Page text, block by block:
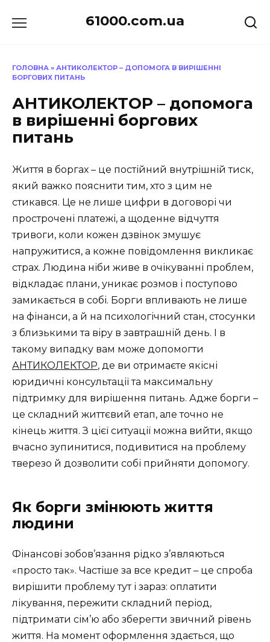
до
61000.com.ua
ГОЛОВНА » АНТИКОЛЕКТОР – ДОПОМОГА В ВИРІШЕННІ
БОРГОВИХ ПИТАНЬ
АНТИКОЛЕКТОР – допомога
в вирішенні боргових
питань
Життя в боргах – це постійний внутрішній тиск,
який важко пояснити тим, хто з цим не
стикався. Це не лише цифри в договорі чи
прострочені платежі, а щоденне відчуття
тривоги, коли кожен дзвінок змушує
напружитися, а кожне повідомлення викликає
страх. Людина ніби живе в очікуванні проблем,
відкладає плани, уникає розмов і поступово
замикається в собі. Борги впливають не лише
на фінанси, а й на психологічний стан, стосунки
з близькими та віру в завтрашній день. І в
такому випадку вам може допомогти
АНТИКОЛЕКТОР, де ви отримаєте якісні
юридичні консультації та максимальну
підтримку для вирішення питань. Адже борги –
це складний життєвий етап, але точно не
кінець життя. З цієї ситуації можна вийти, якщо
вчасно зупинитися, подивитися на проблему
тверезо й дозволити собі прийняти допомогу.
Як борги змінюють життя
людини
Фінансові зобов’язання рідко з’являються
«просто так». Частіше за все кредит – це спроба
вирішити проблему тут і зараз: оплатити
лікування, пережити складний період,
підтримати сім’ю або зберегти звичний рівень
життя. На момент оформлення здається, що